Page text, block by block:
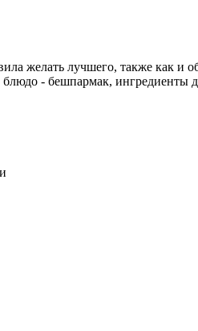
желать лучшего, также как и
- бешпармак, ингредиенты